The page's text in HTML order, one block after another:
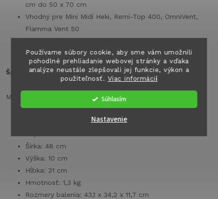
Používame súbory cookie, aby sme vám umožnili
pohodlné prehliadanie webovej stránky a vďaka
analýze neustále zlepšovali jej funkcie, výkon a
použiteľnosť.Viac informácií
Súhlasím
Nastavenie
cm do 50 x 70 cm
Vhodný pre Mini Midi Heki, Remi-Top 400, OmniVent,
Fiamma Vent 50
systém na zavesenie
Špecifikácie:
Maximálny prietok vzduchu: 7,2 m³/min.
Šírka: 48 cm
Výška: 10 cm
Hĺbka: 31 cm
Hmotnosť: 1,3 kg
Rozmery balenia: 43,1 x 34,2 x 11,7 cm